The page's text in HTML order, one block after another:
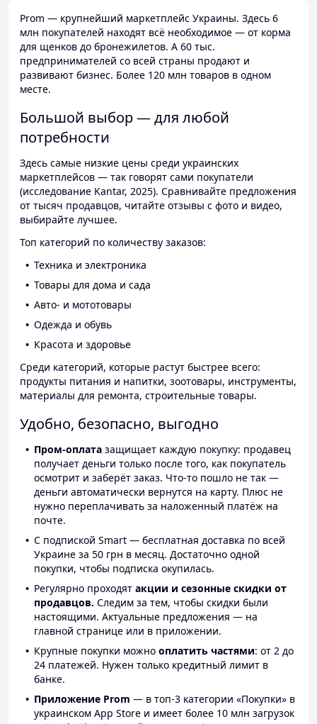
Prom — крупнейший маркетплейс Украины. Здесь 6
млн покупателей находят всё необходимое — от корма
для щенков до бронежилетов. А 60 тыс.
предпринимателей со всей страны продают и
развивают бизнес. Более 120 млн товаров в одном
месте.
Большой выбор — для любой
потребности
Здесь самые низкие цены среди украинских
маркетплейсов — так говорят сами покупатели
(исследование Kantar, 2025). Сравнивайте предложения
от тысяч продавцов, читайте отзывы с фото и видео,
выбирайте лучшее.
Топ категорий по количеству заказов:
Техника и электроника
Товары для дома и сада
Авто- и мототовары
Одежда и обувь
Красота и здоровье
Среди категорий, которые растут быстрее всего:
продукты питания и напитки, зоотовары, инструменты,
материалы для ремонта, строительные товары.
Удобно, безопасно, выгодно
Пром-оплата защищает каждую покупку: продавец
получает деньги только после того, как покупатель
осмотрит и заберёт заказ. Что-то пошло не так —
деньги автоматически вернутся на карту. Плюс не
нужно переплачивать за наложенный платёж на
почте.
С подпиской Smart — бесплатная доставка по всей
Украине за 50 грн в месяц. Достаточно одной
покупки, чтобы подписка окупилась.
Регулярно проходят акции и сезонные скидки от
продавцов. Следим за тем, чтобы скидки были
настоящими. Актуальные предложения — на
главной странице или в приложении.
Крупные покупки можно оплатить частями: от 2 до
24 платежей. Нужен только кредитный лимит в
банке.
Приложение Prom — в топ-3 категории «Покупки» в
украинском App Store и имеет более 10 млн загрузок